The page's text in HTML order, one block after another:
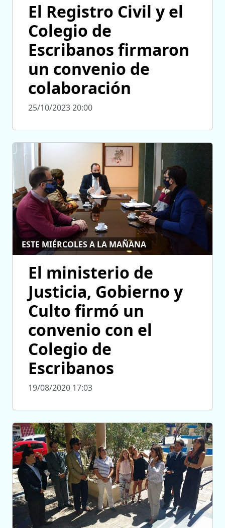
El Registro Civil y el
Colegio de
Escribanos firmaron
un convenio de
colaboración
25/10/2023 20:00
ESTE MIÉRCOLES A LA MAÑANA
El ministerio de
Justicia, Gobierno y
Culto firmó un
convenio con el
Colegio de
Escribanos
19/08/2020 17:03